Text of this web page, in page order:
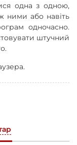
одна з одною,
ними або навіть
одночасно.
штучний